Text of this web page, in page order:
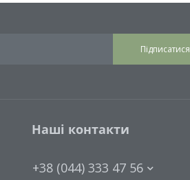
Підписатися
Наші контакти
+38 (044) 333 47 56